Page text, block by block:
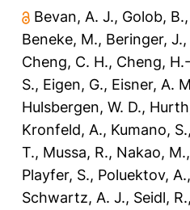
Bevan, A. J., Golob, B.,
Beneke, M., Beringer, J.,
Cheng, C. H., Cheng,
S., Eigen, G., Eisner, A.
Hulsbergen, W. D.,
Kronfeld, A., Kumano, S.,
T., Mussa, R., Nakao, M.,
Playfer, S., Poluektov, A.,
Schwartz, A. J., Seidl, R.,